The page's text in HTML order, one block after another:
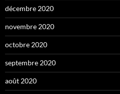
décembre 2020
novembre 2020
octobre 2020
septembre 2020
août 2020